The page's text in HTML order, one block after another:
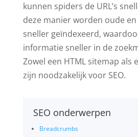
kunnen spiders de URL’s
deze manier worden oude en
sneller geïndexeerd,
informatie sneller in de
Zowel een HTML sitemap als
zijn noodzakelijk voor SEO.
SEO onderwerpen
Breadcrumbs